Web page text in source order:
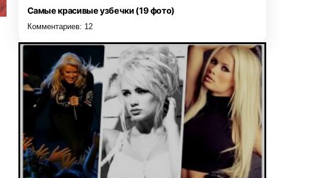
Самые красивые узбечки (19 фото)
Комментариев: 12